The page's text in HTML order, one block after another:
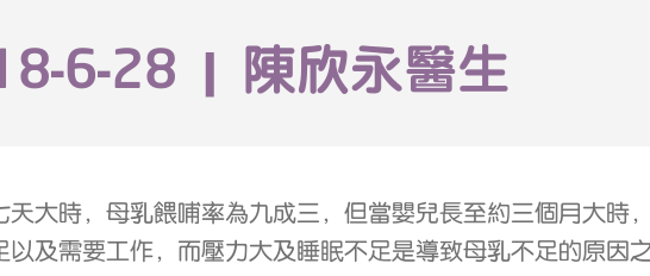
6-28 | 陳欣永醫生
大時，母乳餵哺率為九成三，但當嬰兒長至約三個月大時
及需要工作，而壓力大及睡眠不足是導致母乳不足的原因